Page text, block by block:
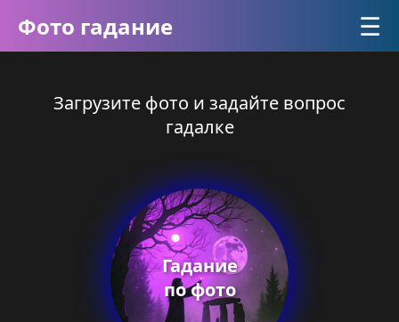
Фото гадание ☰
Загрузите фото и задайте вопрос
гадалке
Гадание
по фото